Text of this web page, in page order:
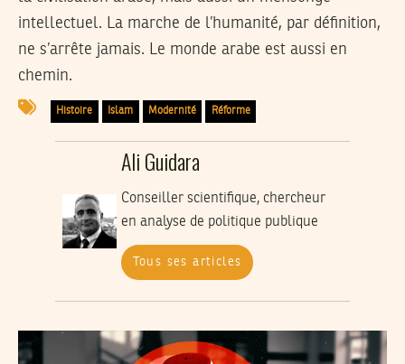
intellectuel. La marche de l’humanité, par définition,
ne s’arrête jamais. Le monde arabe est aussi en
chemin.
Histoire Islam Modernité Réforme
Ali Guidara
Conseiller scientifique, chercheur
en analyse de politique publique
Tous ses articles